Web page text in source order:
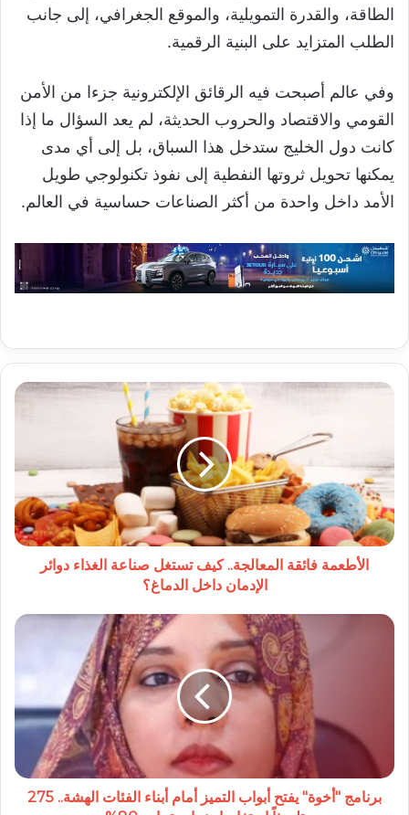
الطاقة، والقدرة التمويلية، والموقع الجغرافي، إلى جانب
الطلب المتزايد على البنية الرقمية.
وفي عالم أصبحت فيه الرقائق الإلكترونية جزءا من الأمن
القومي والاقتصاد والحروب الحديثة، لم يعد السؤال ما إذا
كانت دول الخليج ستدخل هذا السباق، بل إلى أي مدى
يمكنها تحويل ثروتها النفطية إلى نفوذ تكنولوجي طويل
الأمد داخل واحدة من أكثر الصناعات حساسية في العالم.
الأطعمة
تستغل
صناعة
الغذاء
دوائر
الإدمان
الأطعمة فائقة المعالجة.. كيف تستغل صناعة الغذاء دوائر
الإدمان داخل الدماغ؟
برنامج
الفئات
الهشة..
275
برنامج "أخوة" يفتح أبواب التميز أمام أبناء الفئات الهشة.. 275